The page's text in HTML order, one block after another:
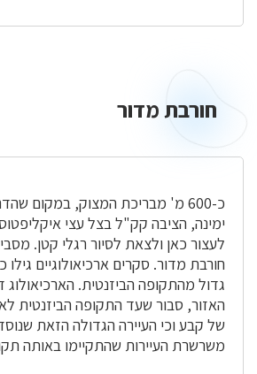
חורבתחורבת מדור
כ-600 מ' מבריכת המצוק, במקום
ימינה, הציבה קק"ל בצל עצי איקליפטוס
לעצור כאן ולצאת לסיור רגלי קטן.
חורבת מדור. סקרים ארכיאולוגיים גילו
גדול מהתקופה הביזנטית.
האזור, סבור שעד התקופה הביזנטית
של קבע וכי העיירה הגדולה הזאת
משרשרת העיירות שהתקיימו באותה